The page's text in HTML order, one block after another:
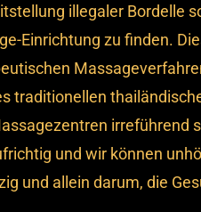
illegaler Bordelle
Einrichtung zu finden.
traditionellen
irreführend
und wir können
und allein darum, die